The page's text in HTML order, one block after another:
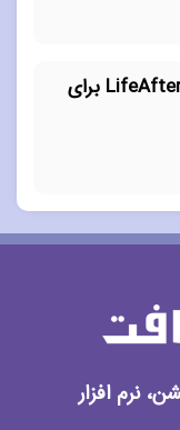
دانلود بازی موبایلی LifeAfter برای
نرم افزار